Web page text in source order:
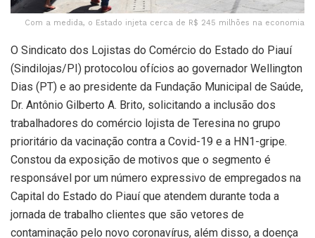
Com a medida, o Estado injeta cerca de R$ 245 milhões na economia
O Sindicato dos Lojistas do Comércio do Estado do Piauí
(Sindilojas/PI) protocolou ofícios ao governador Wellington
Dias (PT) e ao presidente da Fundação Municipal de Saúde,
Dr. Antônio Gilberto A. Brito, solicitando a inclusão dos
trabalhadores do comércio lojista de Teresina no grupo
prioritário da vacinação contra a Covid-19 e a HN1-gripe.
Constou da exposição de motivos que o segmento é
responsável por um número expressivo de empregados na
Capital do Estado do Piauí que atendem durante toda a
jornada de trabalho clientes que são vetores de
contaminação pelo novo coronavírus, além disso, a doença